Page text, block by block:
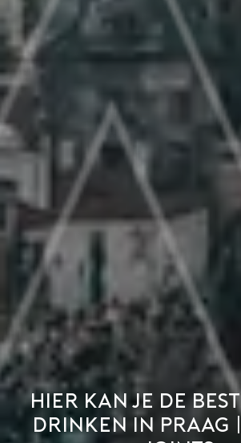
Hier kan je de
drinken in Praag